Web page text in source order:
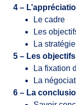
4 –
Le cadre
Les
La stratégie
5 – Les
La fixation
La
6 – La